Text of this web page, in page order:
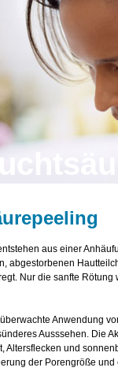
aus einer
abgestorbenen
Nur die sanfte
Anwendung
Ausssehen. Die
Altersflecken und
der Porengröße